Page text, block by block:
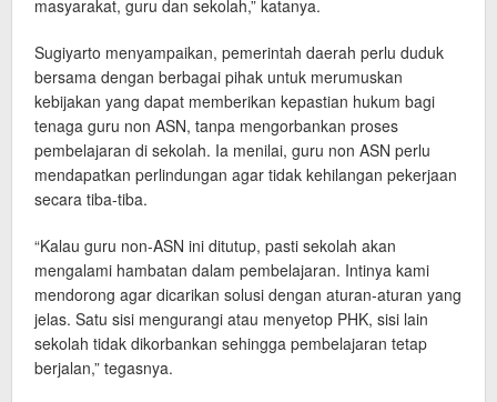
masyarakat, guru dan sekolah,” katanya.
Sugiyarto menyampaikan, pemerintah daerah perlu duduk
bersama dengan berbagai pihak untuk merumuskan
kebijakan yang dapat memberikan kepastian hukum bagi
tenaga guru non ASN, tanpa mengorbankan proses
pembelajaran di sekolah. Ia menilai, guru non ASN perlu
mendapatkan perlindungan agar tidak kehilangan pekerjaan
secara tiba-tiba.
“Kalau guru non-ASN ini ditutup, pasti sekolah akan
mengalami hambatan dalam pembelajaran. Intinya kami
mendorong agar dicarikan solusi dengan aturan-aturan yang
jelas. Satu sisi mengurangi atau menyetop PHK, sisi lain
sekolah tidak dikorbankan sehingga pembelajaran tetap
berjalan,” tegasnya.